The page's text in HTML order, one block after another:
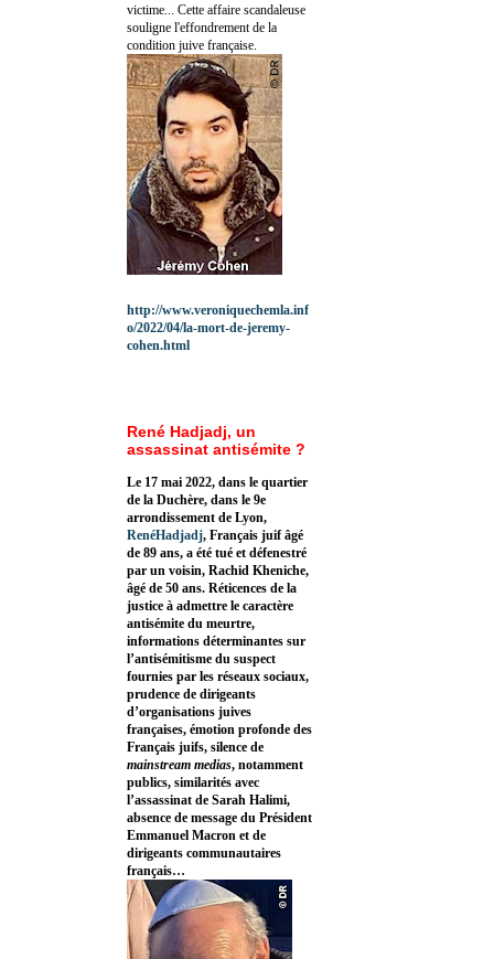
victime... Cette affaire scandaleuse
souligne l'effondrement de la
condition juive française.
http://www.veroniquechemla.inf
o/2022/04/la-mort-de-jeremy-
cohen.html
René Hadjadj, un
assassinat antisémite ?
Le 17 mai 2022, dans le quartier
de la Duchère, dans le 9e
arrondissement de Lyon,
RenéHadjadj, Français juif âgé
de 89 ans, a été tué et défenestré
par un voisin, Rachid Kheniche,
âgé de 50 ans. Réticences de la
justice à admettre le caractère
antisémite du meurtre,
informations déterminantes sur
l’antisémitisme du suspect
fournies par les réseaux sociaux,
prudence de dirigeants
d’organisations juives
françaises, émotion profonde des
Français juifs, silence de
mainstream medias, notamment
publics, similarités avec
l’assassinat de Sarah Halimi,
absence de message du Président
Emmanuel Macron et de
dirigeants communautaires
français…